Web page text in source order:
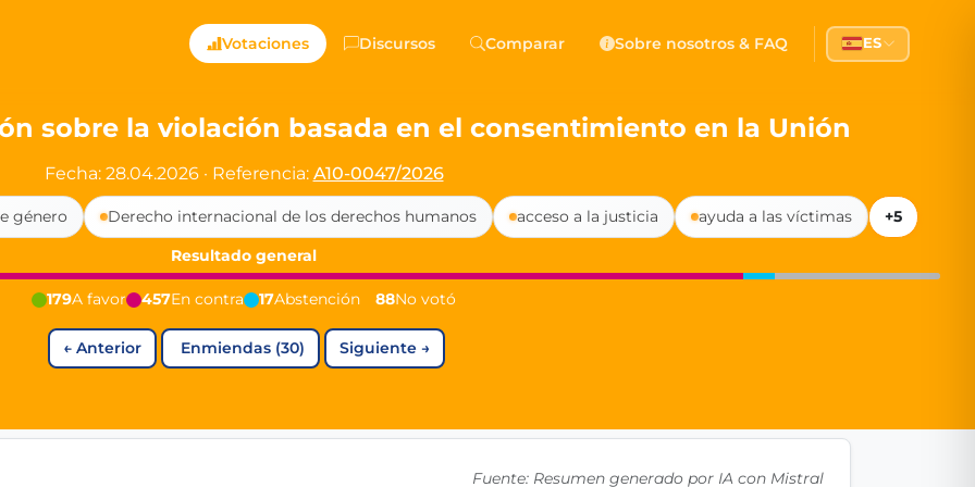
Directly Shaping Democracy
political party in Germany dedicated to digital democracy, government transparency, and citizen
since 2024
PdF co-founder
youngest mayor at 19 years old
democracy").
Votaciones Discursos Comparar Sobre nosotros & FAQ ES
sobre la violación basada en el consentimiento en la Unión
Fecha: 28.04.2026 · Referencia: A10-0047/2026
género Derecho internacional de los derechos humanos acceso a la justicia ayuda a las víctimas
+5
Resultado general
179A favor 457En contra 17Abstención 88No votó
← Anterior Enmiendas (30) Siguiente→
Fuente: Resumen generado por IA con Mistral